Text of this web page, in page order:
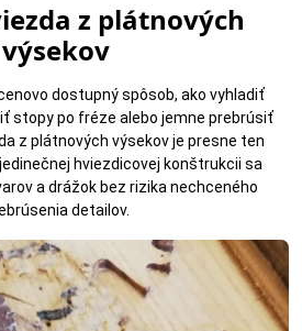
z plátnových
výsekov
dostupný spôsob, ako vyhladiť
stopy po fréze alebo jemne prebrúsiť
z plátnových výsekov je presne ten
hviezdicovej konštrukcii sa
a drážok bez rizika nechceného
detailov.